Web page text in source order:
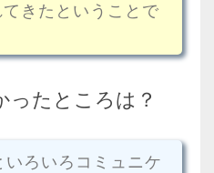
てきたということで
ったところは？
ろいろコミュニケ